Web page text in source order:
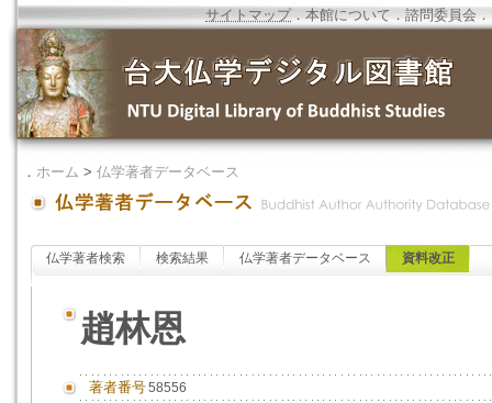
サイトマップ．本館について ．諮問委員会 ．
． ホーム > 仏学著者データベース
仏学著者検索 検索結果 仏学著者データベース 資料改正
趙林恩
著者番号58556